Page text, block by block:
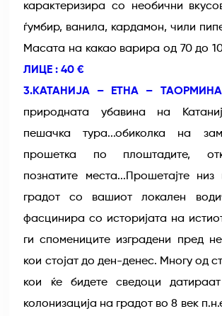
карактеризира со необични
ѓумбир, ванила, кардамон, чили
Масата на какао варира од 70 до
ЛИЦЕ : 40 €
3.КАТАНИЈА – ЕТНА – ТАОРМИНА
природната убавина на
пешачка тура...обиколка на
прошетка по плоштадите,
познатите места...Прошетајте
градот со вашиот локален
фасцинира со историјата на
ги спомениците изградени пред
кои стојат до ден-денес. Многу од
кои ќе бидете сведоци
колонизација на градот во 8 век